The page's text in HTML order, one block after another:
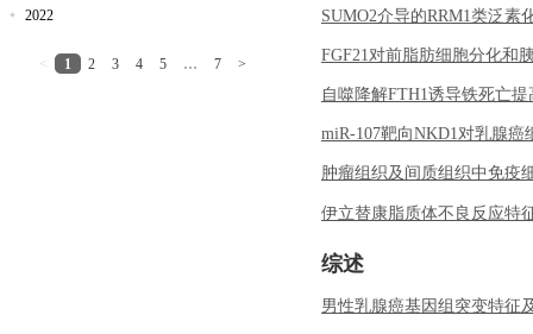
2022
< 1 2 3 4 5 … 7 >
SUMO2介导的RRM1类泛素
FGF21对前脂肪细胞分化和
自噬降解FTH1诱导铁死亡
miR-107靶向NKD1对乳腺
肿瘤组织及间质组织中免疫
伊立替康脂质体不良反应特
综述
男性乳腺癌基因组突变特征